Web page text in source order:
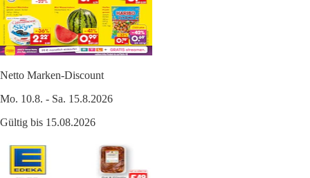
Netto Marken-Discount
Mo. 10.8. - Sa. 15.8.2026
Gültig bis 15.08.2026